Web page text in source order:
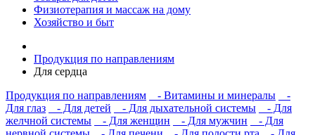
Физиотерапия и массаж на дому
Хозяйство и быт
Продукция по направлениям
Для сердца
Продукция по направлениям
- Витамины и минералы
-
Для глаз
- Для детей - Для дыхательной системы
- Для
желчной системы
- Для женщин - Для мужчин
- Для